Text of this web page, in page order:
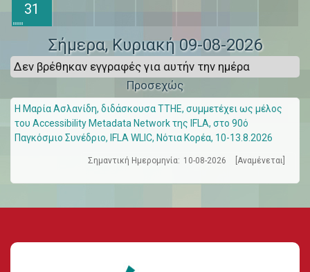
31
Σήμερα, Κυριακή 09-08-2026
Δεν βρέθηκαν εγγραφές για αυτήν την ημέρα
Προσεχώς
Η Μαρία Ασλανίδη, διδάσκουσα ΤΤΗΕ, συμμετέχει ως μέλος
του Accessibility Metadata Network της IFLA, στο 90ό
Παγκόσμιο Συνέδριο, IFLA WLIC, Νότια Κορέα, 10-13.8.2026
Σημαντική Ημερομηνία: 10-08-2026 [Αναμένεται]